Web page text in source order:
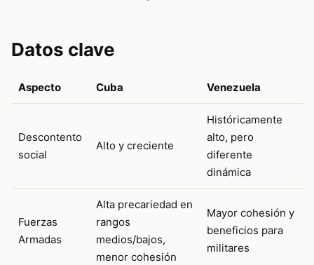
Datos clave
Aspecto Cuba Venezuela
Descontento
social
Alto y creciente
Históricamente
alto, pero
diferente
dinámica
Fuerzas
Armadas
Alta precariedad en
rangos
medios/bajos,
menor cohesión
Mayor cohesión y
beneficios para
militares